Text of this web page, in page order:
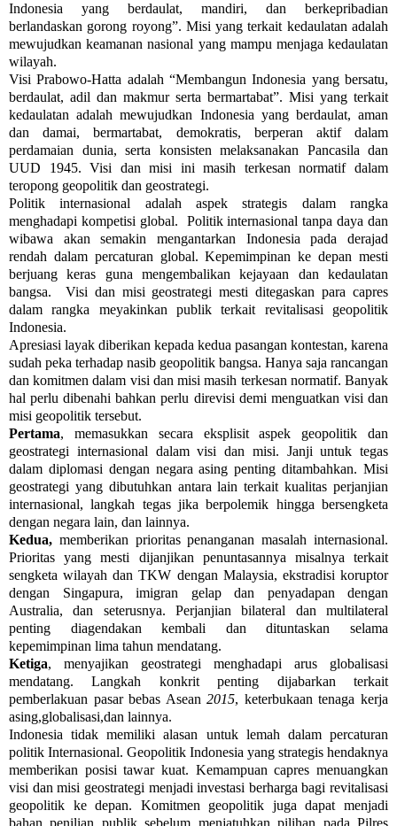
Indonesia yang berdaulat, mandiri, dan berkepribadian
berlandaskan gorong royong”. Misi yang terkait kedaulatan adalah
mewujudkan keamanan nasional yang mampu menjaga kedaulatan
wilayah.
Visi Prabowo-Hatta adalah “Membangun Indonesia yang bersatu,
berdaulat, adil dan makmur serta bermartabat”. Misi yang terkait
kedaulatan adalah mewujudkan Indonesia yang berdaulat, aman
dan damai, bermartabat, demokratis, berperan aktif dalam
perdamaian dunia, serta konsisten melaksanakan Pancasila dan
UUD 1945. Visi dan misi ini masih terkesan normatif dalam
teropong geopolitik dan geostrategi.
Politik internasional adalah aspek strategis dalam rangka
menghadapi kompetisi global. Politik internasional tanpa daya dan
wibawa akan semakin mengantarkan Indonesia pada derajad
rendah dalam percaturan global. Kepemimpinan ke depan mesti
berjuang keras guna mengembalikan kejayaan dan kedaulatan
bangsa. Visi dan misi geostrategi mesti ditegaskan para capres
dalam rangka meyakinkan publik terkait revitalisasi geopolitik
Indonesia.
Apresiasi layak diberikan kepada kedua pasangan kontestan, karena
sudah peka terhadap nasib geopolitik bangsa. Hanya saja rancangan
dan komitmen dalam visi dan misi masih terkesan normatif. Banyak
hal perlu dibenahi bahkan perlu direvisi demi menguatkan visi dan
misi geopolitik tersebut.
Pertama, memasukkan secara eksplisit aspek geopolitik dan
geostrategi internasional dalam visi dan misi. Janji untuk tegas
dalam diplomasi dengan negara asing penting ditambahkan. Misi
geostrategi yang dibutuhkan antara lain terkait kualitas perjanjian
internasional, langkah tegas jika berpolemik hingga bersengketa
dengan negara lain, dan lainnya.
Kedua, memberikan prioritas penanganan masalah internasional.
Prioritas yang mesti dijanjikan penuntasannya misalnya terkait
sengketa wilayah dan TKW dengan Malaysia, ekstradisi koruptor
dengan Singapura, imigran gelap dan penyadapan dengan
Australia, dan seterusnya. Perjanjian bilateral dan multilateral
penting diagendakan kembali dan dituntaskan selama
kepemimpinan lima tahun mendatang.
Ketiga, menyajikan geostrategi menghadapi arus globalisasi
mendatang. Langkah konkrit penting dijabarkan terkait
pemberlakuan pasar bebas Asean2015, keterbukaan tenaga kerja
asing,globalisasi,dan lainnya.
Indonesia tidak memiliki alasan untuk lemah dalam percaturan
politik Internasional. Geopolitik Indonesia yang strategis hendaknya
memberikan posisi tawar kuat. Kemampuan capres menuangkan
visi dan misi geostrategi menjadi investasi berharga bagi revitalisasi
geopolitik ke depan. Komitmen geopolitik juga dapat menjadi
bahan penilian publik sebelum menjatuhkan pilihan pada Pilres